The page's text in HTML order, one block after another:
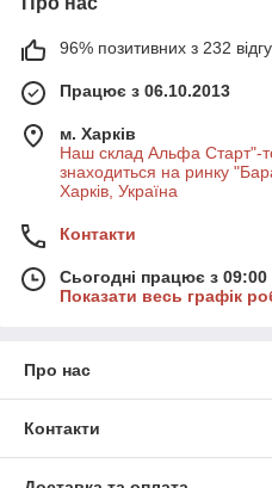
96% позитивних з 232
Працює з 06.10.2013
м. Харків
Наш склад Альфа Старт"-
знаходиться на ринку
Харків, Україна
Контакти
Сьогодні працює з
Показати весь графік
Про нас
Контакти